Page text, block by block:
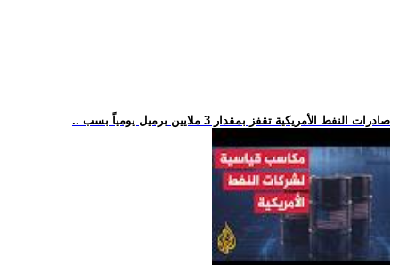
.. صادرات النفط الأمريكية تقفز بمقدار 3 ملايين برميل يومياً بسب